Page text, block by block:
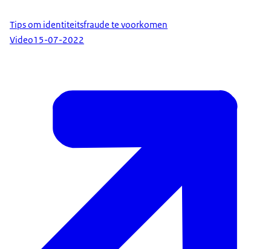
Tips om identiteitsfraude te voorkomen
Video15-07-2022